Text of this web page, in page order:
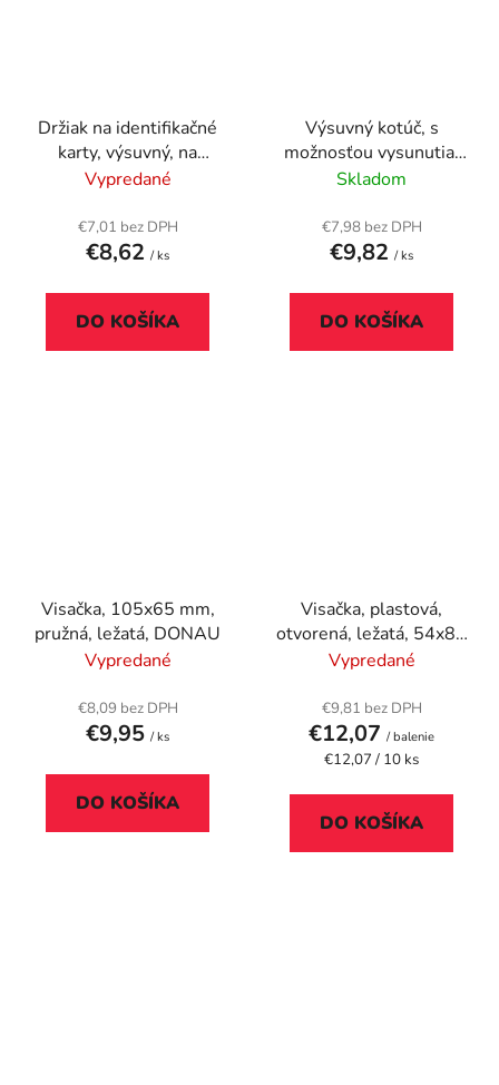
Držiak na identifikačné
karty, výsuvný, na
patent, s popruhom na
DURABLE "Extra
Strong", čierna
Vypredané
€7,01 bez DPH
€8,62 / ks
DO KOŠÍKA
Výsuvný kotúč, s
možnosťou vysunutia,
so svorkou, DURABLE
Skladom
€7,98 bez DPH
€9,82 / ks
DO KOŠÍKA
Visačka, 105x65 mm,
pružná, ležatá, DONAU
Vypredané
€8,09 bez DPH
€9,95 / ks
DO KOŠÍKA
Visačka, plastová,
otvorená, ležatá, 54x85
mm, DJOIS
Vypredané
€9,81 bez DPH
€12,07 / balenie
Jednotková
€12,07 / 10 ks
DO KOŠÍKA